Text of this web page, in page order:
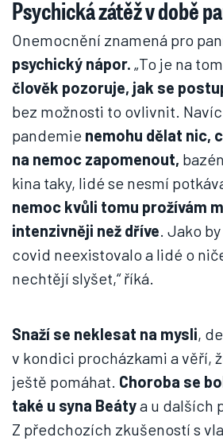
Psychická zátěž v době
Onemocnění znamená pro
psychický nápor. „To je na
člověk pozoruje, jak se
bez možnosti to ovlivnit.
pandemie nemohu dělat nic,
na nemoc zapomenout,
kina taky, lidé se nesmí
nemoc kvůli tomu prožívám
intenzivněji než dříve. Jako
covid neexistovalo a lidé o
nechtějí slyšet,“ říká.
Snaží se neklesat na mysli,
v kondici procházkami a věří,
ještě pomáhat. Choroba se
také u syna Beátya u dalších
Z předchozích zkušeností s